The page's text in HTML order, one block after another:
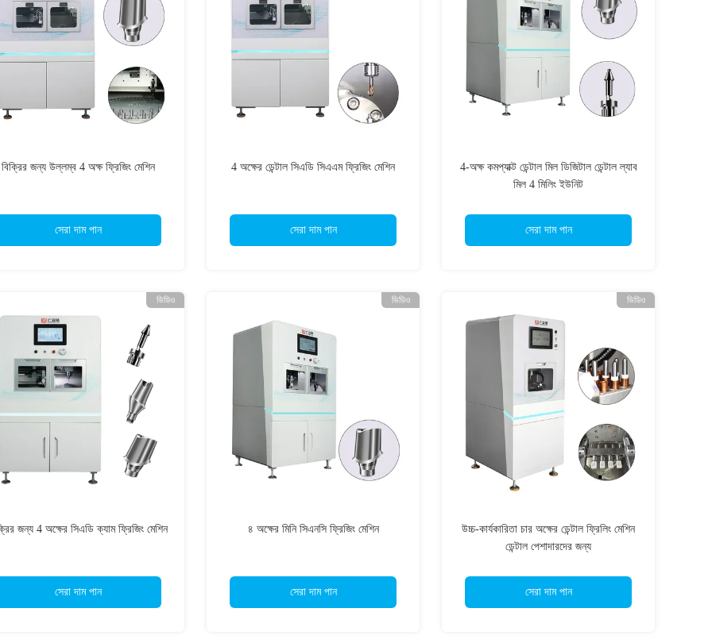
বিক্রির জন্য উল্লম্ব 4 অক্ষ ফ্রিজিং মেশিন
সেরা দাম পান
4 অক্ষের ডেন্টাল সিএডি সিএএম ফ্রিজিং মেশিন
সেরা দাম পান
4-অক্ষ কমপ্যাক্ট ডেন্টাল মিল ডিজিটাল ডেন্টাল ল্যাব
মিল 4 মিলিং ইউনিট
সেরা দাম পান
ভিডিও
জন্য 4 অক্ষের সিএডি ক্যাম ফ্রিজিং মেশিন
সেরা দাম পান
ভিডিও
৪ অক্ষের মিনি সিএনসি ফ্রিজিং মেশিন
সেরা দাম পান
ভিডিও
উচ্চ-কার্যকারিতা চার অক্ষের ডেন্টাল ফ্রিলিং মেশিন
ডেন্টাল পেশাদারদের জন্য
সেরা দাম পান